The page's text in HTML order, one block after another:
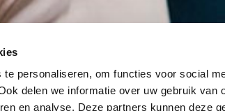
personaliseren, om functies voor social
delen we informatie over uw gebruik van
en analyse. Deze partners kunnen deze